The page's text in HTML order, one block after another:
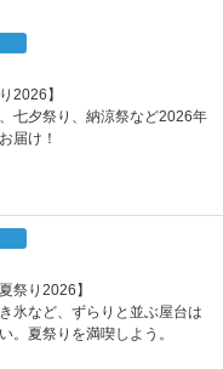
2026】
七夕祭り、納涼祭など2026年
届け！
祭り2026】
氷など、ずらりと並ぶ屋台は
。夏祭りを満喫しよう。